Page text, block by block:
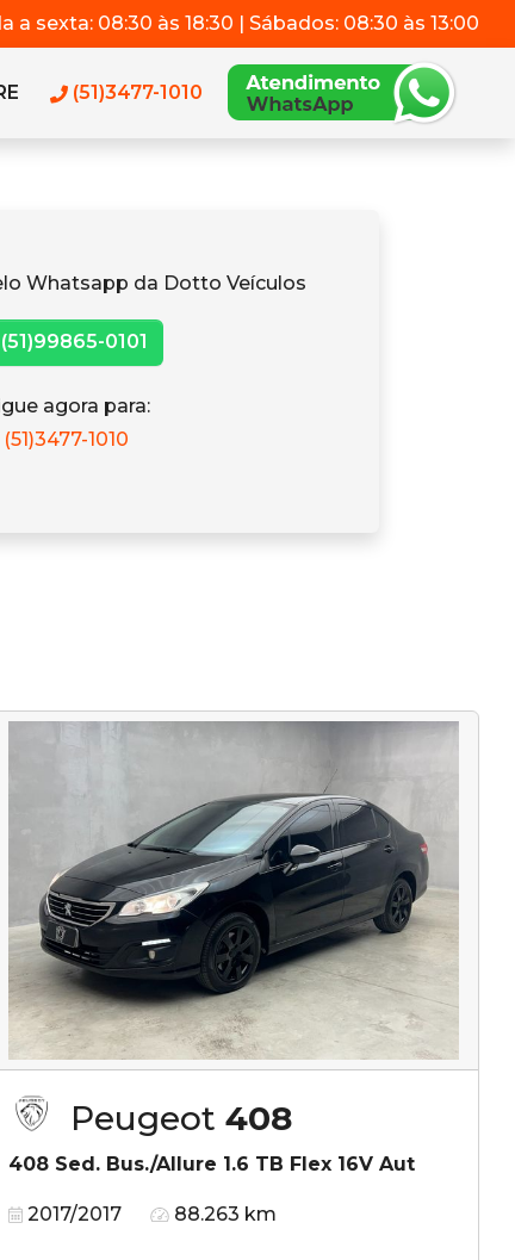
a sexta: 08:30 às 18:30 | Sábados: 08:30 às 13:00
(51)3477-1010
Whatsapp da Dotto Veículos
(51)99865-0101
agora para:
1010
Peugeot 408
408 Sed. Bus./Allure 1.6 TB Flex 16V Aut
2017/2017 88.263 km